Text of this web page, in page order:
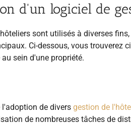
d'un logiciel de
sont utilisés à diverses
Ci-dessous, vous trouverez
sein d'une propriété.
l'adoption de divers gestion de l'hôtel
de nombreuses tâches de